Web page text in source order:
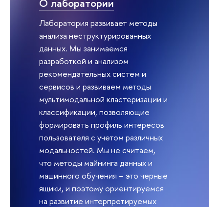
О лаборатории
Лаборатория развивает методы
анализа неструктурированных
данных. Мы занимаемся
разработкой и анализом
рекомендательных систем и
сервисов и развиваем методы
мультимодальной кластеризации и
классификации, позволяющие
формировать профиль интересов
пользователя с учетом различных
модальностей. Мы не считаем,
что методы майнинга данных и
машинного обучения – это черные
ящики, и поэтому ориентируемся
на развитие интерпретируемых